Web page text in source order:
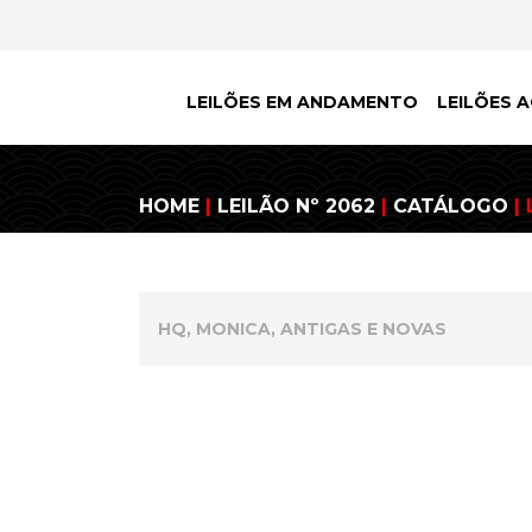
LEILÕES EM ANDAMENTO LEILÕES
HOME | LEILÃO Nº 2062 | CATÁLOGO |
HQ, MONICA, ANTIGAS E NOVAS